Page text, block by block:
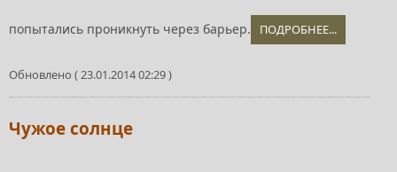
попытались проникнуть через барьер. ПОДРОБНЕЕ...
Обновлено ( 23.01.2014 02:29 )
Чужое солнце